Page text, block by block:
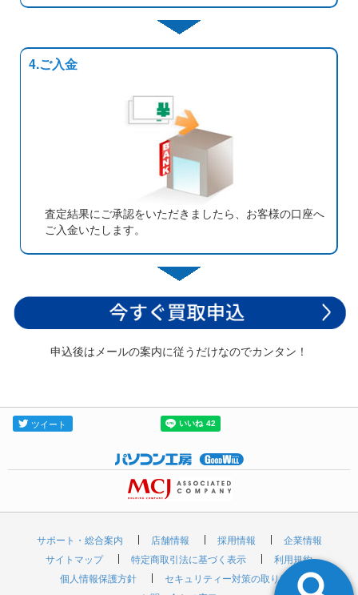
4.ご入金
査定結果にご承認をいただきましたら、お客様の口座へ
ご入金いたします。
申込後はメールの案内に従うだけなのでカンタン！
サポート・総合案内 店舗情報 採用情報
企業情報
サイトマップ
特定商取引法に基づく表示
利用規約
個人情報保護方針
セキュリティー対策の取り組み